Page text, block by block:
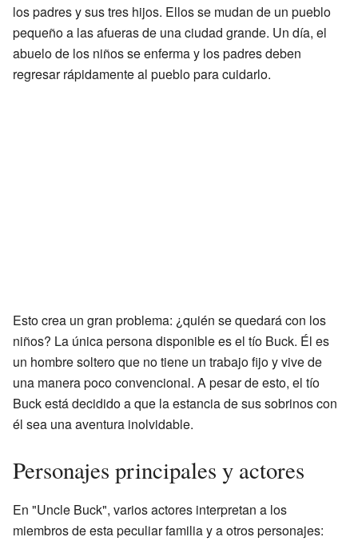
los padres y sus tres hijos. Ellos se mudan de un pueblo
pequeño a las afueras de una ciudad grande. Un día, el
abuelo de los niños se enferma y los padres deben
regresar rápidamente al pueblo para cuidarlo.
Esto crea un gran problema: ¿quién se quedará con los
niños? La única persona disponible es el tío Buck. Él es
un hombre soltero que no tiene un trabajo fijo y vive de
una manera poco convencional. A pesar de esto, el tío
Buck está decidido a que la estancia de sus sobrinos con
él sea una aventura inolvidable.
Personajes principales y actores
En "Uncle Buck", varios actores interpretan a los
miembros de esta peculiar familia y a otros personajes: